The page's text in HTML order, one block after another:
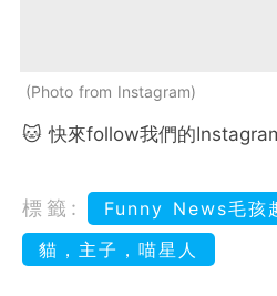
Photo from Instagram
🐱 快來follow我們的
標籤:
Funny News毛孩
貓，主子，喵星人